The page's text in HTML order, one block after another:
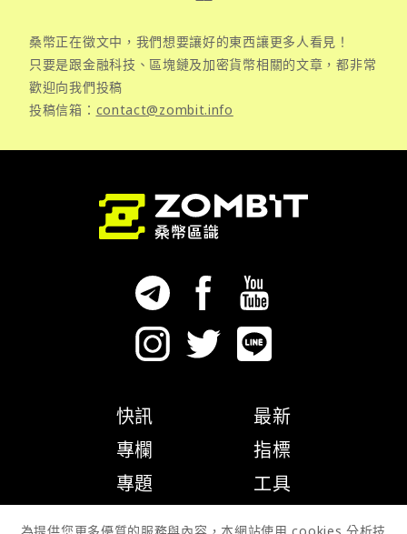
桑幣正在徵文中，我們想要讓好的東西讓更多人看見！
只要是跟金融科技、區塊鏈及加密貨幣相關的文章，都非常
歡迎向我們投稿
投稿信箱： contact@zombit.info
快訊
專欄
專題
最新
指標
工具